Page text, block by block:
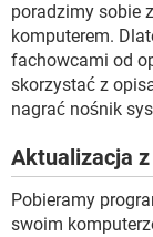
poradzimy sobie
komputerem.
fachowcami od
skorzystać z
nagrać nośnik
Aktualizacja
Pobieramy
swoim